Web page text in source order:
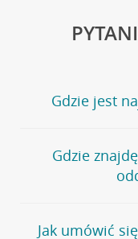
Gdzie jest
Jeśli szukasz
stronęPlacówki i
wygodna
oddziałów
Gdzie
Bank Credit Agricole
Jak umówić